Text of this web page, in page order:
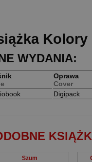
Kolory
WYDANIA:
Oprawa
Cover
Digipack
Szum